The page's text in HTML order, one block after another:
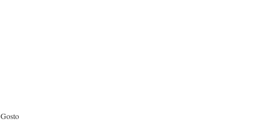
Gosto